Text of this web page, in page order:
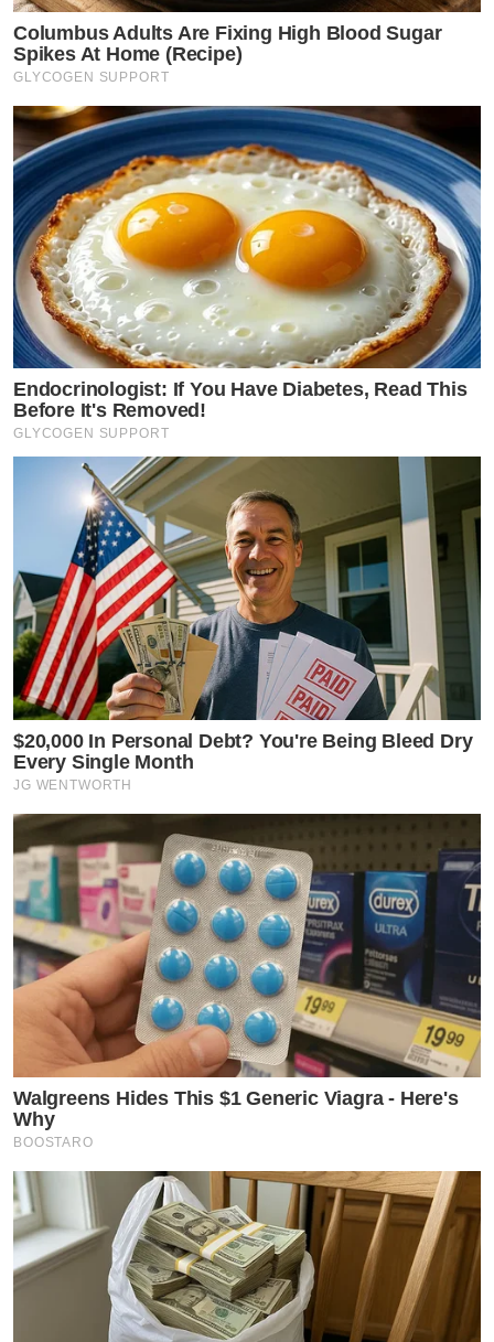
Columbus Adults Are Fixing High Blood Sugar
Spikes At Home (Recipe)
GLYCOGEN SUPPORT
Endocrinologist: If You Have Diabetes, Read This
Before It's Removed!
GLYCOGEN SUPPORT
$20,000 In Personal Debt? You're Being Bleed Dry
Every Single Month
JG WENTWORTH
Walgreens Hides This $1 Generic Viagra - Here's
Why
BOOSTARO